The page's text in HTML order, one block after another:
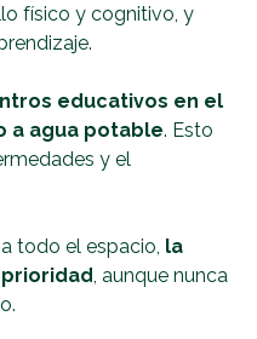
físico y cognitivo, y
educativos en el
a agua potable. Esto
y el
todo el espacio, la
, aunque nunca